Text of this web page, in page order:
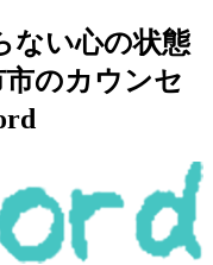
ない心の状態
のカウンセ